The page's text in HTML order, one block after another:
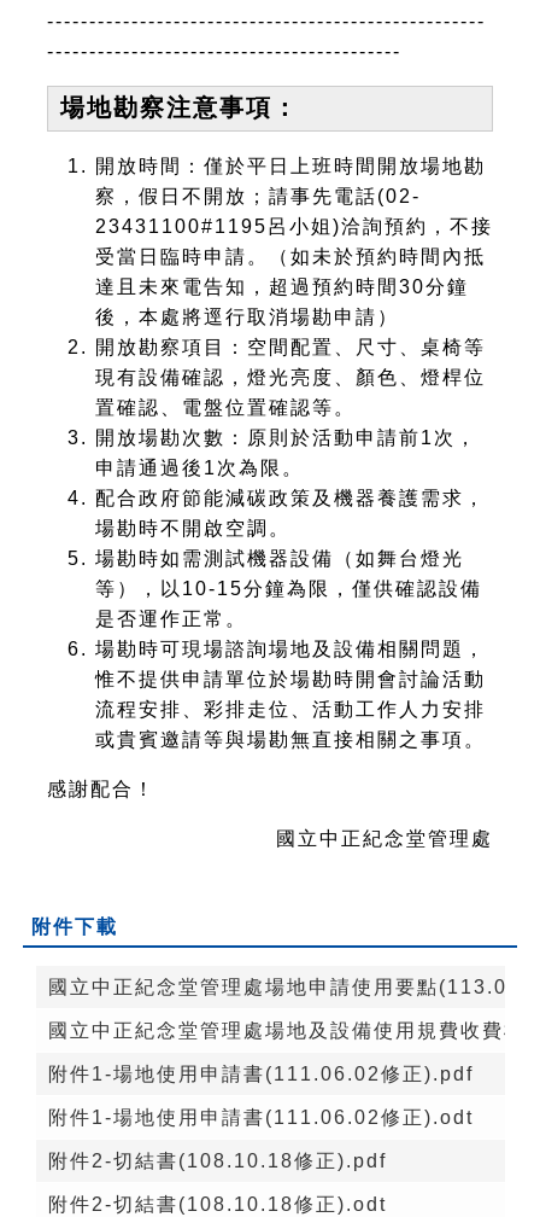
----------------------------------------------------
------------------------------------------
場地勘察注意事項 ：
開放時間：僅於平日上班時間開放場地勘
察，假日不開放；請事先電話(02-
23431100#1195呂小姐)洽詢預約，不接
受當日臨時申請。（如未於預約時間內抵
達且未來電告知，超過預約時間30分鐘
後，本處將逕行取消場勘申請）
開放勘察項目：空間配置、尺寸、桌椅等
現有設備確認，燈光亮度、顏色、燈桿位
置確認、電盤位置確認等。
開放場勘次數：原則於活動申請前1次，
申請通過後1次為限。
配合政府節能減碳政策及機器養護需求，
場勘時不開啟空調。
場勘時如需測試機器設備（如舞台燈光
等），以10-15分鐘為限，僅供確認設備
是否運作正常。
場勘時可現場諮詢場地及設備相關問題，
惟不提供申請單位於場勘時開會討論活動
流程安排、彩排走位、活動工作人力安排
或貴賓邀請等與場勘無直接相關之事項。
感謝配合！
國立中正紀念堂管理處
附件下載
國立中正紀念堂管理處場地申請使用要點
國立中正紀念堂管理處場地及設備使用規費收費
附件1-場地使用申請書(111.06.02修正).pdf
附件1-場地使用申請書(111.06.02修正).odt
附件2-切結書(108.10.18修正).pdf
附件2-切結書(108.10.18修正).odt